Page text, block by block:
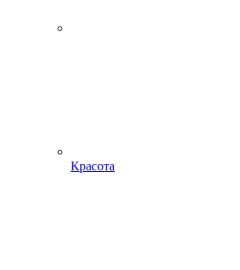
Красота